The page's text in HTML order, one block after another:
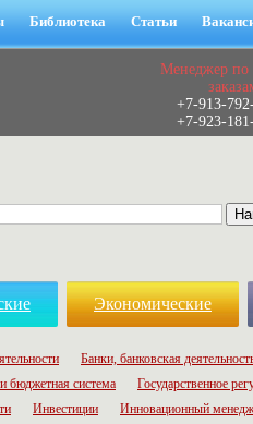
Библиотека Статьи
Менеджер по
+7-913-
+7-923-
Экономические
Банки, банковская
бюджетная система
Государственное
Инвестиции
Инновационный